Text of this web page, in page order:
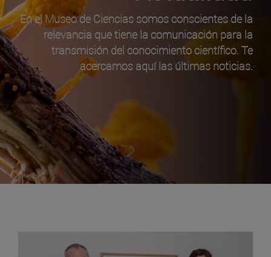
En el Museo de Ciencias somos conscientes de la
relevancia que tiene la comunicación para la
transmisión del conocimiento científico. Te
acercamos aquí las últimas noticias.